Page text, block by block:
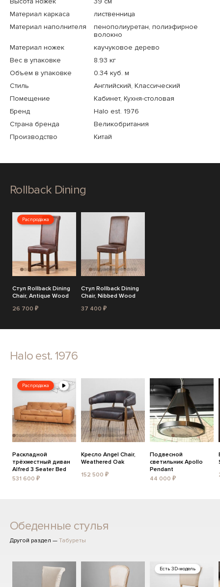
Материал каркаса
лиственница
Материал наполнителя
пенополиуретан, полиэфирное
волокно
Материал ножек
каучуковое дерево
Вес в упаковке
8.93 кг
Объем в упаковке
0.34 куб. м
Стиль
Английский, Классический
Помещение
Кабинет, Кухня-столовая
Бренд
Halo est. 1976
Страна бренда
Великобритания
Производство
Китай
Rollback Dining
Распродажа
Стул Rollback Dining
Chair, Antique Wood
26 700 ₽
Стул Rollback Dining
Chair, Nibbed Wood
37 400 ₽
Halo est. 1976
Распродажа
Раскладной
трёхместный диван
Alfred 3 Seater Bed
531 600 ₽
Кресло Angel Chair,
Weathered Oak
152 500 ₽
Подвесной
светильник Apollo
Pendant
44 000 ₽
Обеденные стулья
Другой раздел — Табуреты
Есть 3D-модель